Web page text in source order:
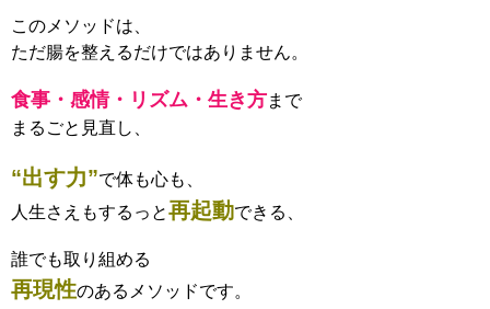
このメソッドは、
ただ腸を整えるだけではありません。
食事・感情・リズム・生き方まで
まるごと見直し、
“出す力”で体も心も、
人生さえもするっと再起動できる、
誰でも取り組める
再現性のあるメソッドです。